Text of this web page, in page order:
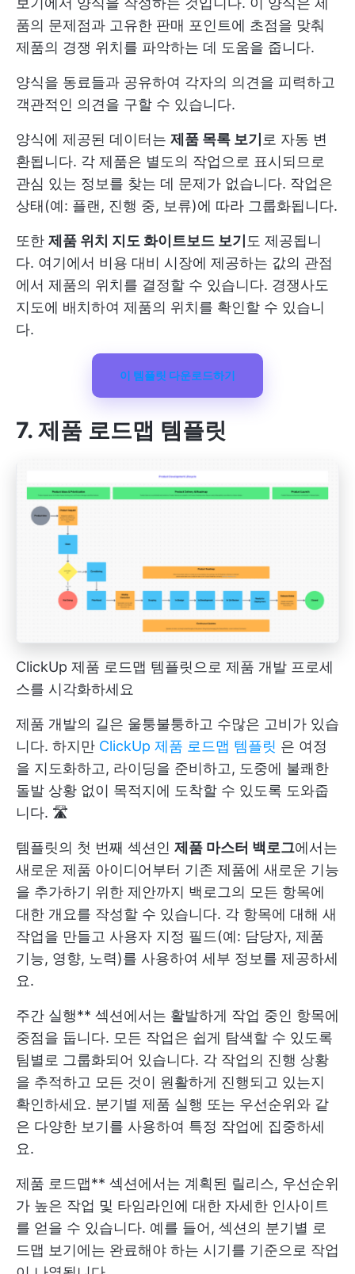
품의 문제점과 고유한 판매 포인트에 초점을 맞춰
제품의 경쟁 위치를 파악하는 데 도움을 줍니다.
양식을 동료들과 공유하여 각자의 의견을 피력하고
객관적인 의견을 구할 수 있습니다.
양식에 제공된 데이터는 제품 목록 보기 로 자동 변
환됩니다. 각 제품은 별도의 작업으로 표시되므로
관심 있는 정보를 찾는 데 문제가 없습니다. 작업은
상태(예: 플랜, 진행 중, 보류)에 따라 그룹화됩니다.
또한 제품 위치 지도 화이트보드 보기 도 제공됩니
다. 여기에서 비용 대비 시장에 제공하는 값의 관점
에서 제품의 위치를 결정할 수 있습니다. 경쟁사도
지도에 배치하여 제품의 위치를 확인할 수 있습니
다.
이 템플릿 다운로드하기
7. 제품 로드맵 템플릿
ClickUp 제품 로드맵 템플릿으로 제품 개발 프로세
스를 시각화하세요
제품 개발의 길은 울퉁불퉁하고 수많은 고비가 있습
니다. 하지만 ClickUp 제품 로드맵 템플릿 은 여정
을 지도화하고, 라이딩을 준비하고, 도중에 불쾌한
돌발 상황 없이 목적지에 도착할 수 있도록 도와줍
니다. 🛣️
템플릿의 첫 번째 섹션인 제품 마스터 백로그에서는
새로운 제품 아이디어부터 기존 제품에 새로운 기능
을 추가하기 위한 제안까지 백로그의 모든 항목에
대한 개요를 작성할 수 있습니다. 각 항목에 대해 새
작업을 만들고 사용자 지정 필드(예: 담당자, 제품
기능, 영향, 노력)를 사용하여 세부 정보를 제공하세
요.
주간 실행** 섹션에서는 활발하게 작업 중인 항목에
중점을 둡니다. 모든 작업은 쉽게 탐색할 수 있도록
팀별로 그룹화되어 있습니다. 각 작업의 진행 상황
을 추적하고 모든 것이 원활하게 진행되고 있는지
확인하세요. 분기별 제품 실행 또는 우선순위와 같
은 다양한 보기를 사용하여 특정 작업에 집중하세
요.
제품 로드맵** 섹션에서는 계획된 릴리스, 우선순위
가 높은 작업 및 타임라인에 대한 자세한 인사이트
를 얻을 수 있습니다. 예를 들어, 섹션의 분기별 로
드맵 보기에는 완료해야 하는 시기를 기준으로 작업